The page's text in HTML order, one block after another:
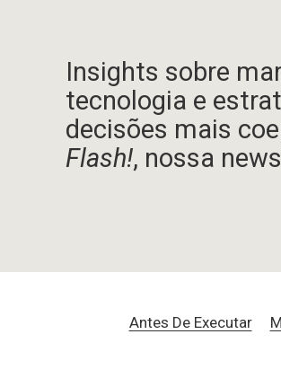
Insights sobre
tecnologia e
decisões mais
Flash!, nossa
Antes De Executar